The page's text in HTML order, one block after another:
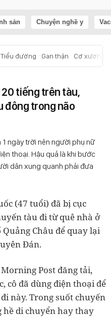
sản Chuyện nghề y
Tiểu đường Gan thận Cơ xương
tiếng trên tàu,
đông trong não
ngày trời nên người phụ nữ
thoại. Hậu quả là khi bước
dân xung quanh phải đưa
(47 tuổi) đã bị cục
tàu đi từ quê nhà ở
Châu để quay lại
Đán.
Post đăng tải,
cô đã dùng điện thoại để
này. Trong suốt chuyến
di chuyển hay thay